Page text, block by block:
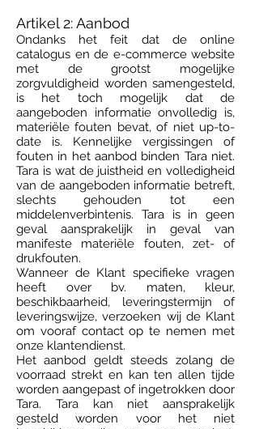
Artikel 2: Aanbod
Ondanks het feit dat de online
catalogus en de e-commerce website
met de grootst mogelijke
zorgvuldigheid worden samengesteld,
is het toch mogelijk dat de
aangeboden informatie onvolledig is,
materiële fouten bevat, of niet up-to-
date is. Kennelijke vergissingen of
fouten in het aanbod binden Tara niet.
Tara is wat de juistheid en volledigheid
van de aangeboden informatie betreft,
slechts gehouden tot een
middelenverbintenis. Tara is in geen
geval aansprakelijk in geval van
manifeste materiële fouten, zet- of
drukfouten.
Wanneer de Klant specifieke vragen
heeft over bv. maten, kleur,
beschikbaarheid, leveringstermijn of
leveringswijze, verzoeken wij de Klant
om vooraf contact op te nemen met
onze klantendienst.
Het aanbod geldt steeds zolang de
voorraad strekt en kan ten allen tijde
worden aangepast of ingetrokken door
Tara. Tara kan niet aansprakelijk
gesteld worden voor het niet